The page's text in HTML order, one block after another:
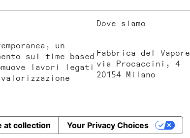
un
sui time based
lavori legati
Dove siamo
Fabbrica del Vapore
via Procaccini, 4
20154 Milano
at collection Your Privacy Choices